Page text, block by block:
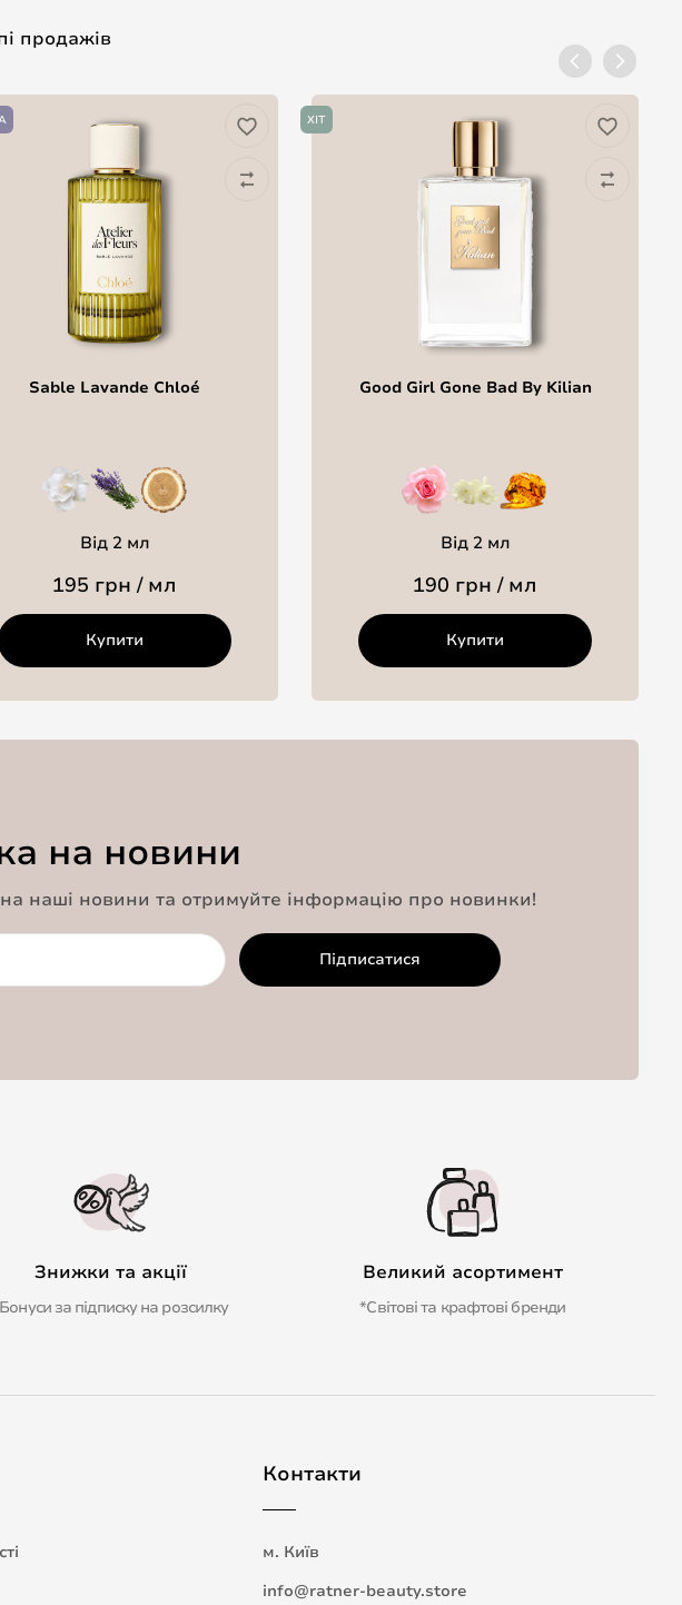
продажів
Sable Lavande Chloé
Від 2 мл
195 грн / мл
Купити
ХІТ
Good Girl Gone Bad By Kilian
Від 2 мл
190 грн / мл
Купити
на новини
наші новини та отримуйте інформацію про новинки!
Підписатися
Знижки та акції
за підписку на розсилку
Великий асортимент
*Світові та крафтові бренди
Контакти
м. Київ
info@ratner-beauty.store